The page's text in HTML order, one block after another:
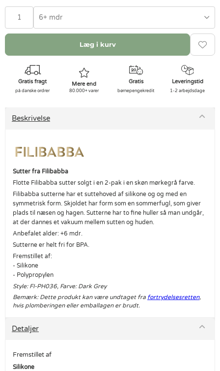
6+ mdr
Læg i kurv
Gratis fragt
på danske ordrer
Mere end
80.000+ varer
Gratis
børnepengekredit
Leveringstid
1-2 arbejdsdage
Beskrivelse
Sutter fra Filibabba
Flotte Filibabba sutter solgt i en 2-pak i en skøn mørkegrå farve.
Filibabba sutterne har et suttehoved af silikone og og med en
symmetrisk form. Skjoldet har form som en sommerfugl, som giver
plads til næsen og hagen. Sutterne har to fine huller så man undgår,
at der dannes et vakuum mellem sutten og huden.
Anbefalet alder: +6 mdr.
Sutterne er helt fri for BPA.
Fremstillet af:
- Silikone
- Polypropylen
Style: FI-PH036, Farve: Dark Grey
Bemærk: Dette produkt kan være undtaget fra fortrydelsesretten,
hvis plomberingen eller emballagen er brudt.
Detaljer
Fremstillet af
Silikone